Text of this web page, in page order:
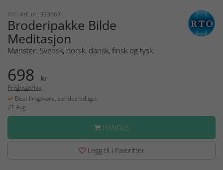
RTO Art. nr: 353667
Broderipakke Bilde
Meditasjon
Mønster: Svensk, norsk, dansk, finsk og tysk.
698 kr
Prishistorikk
Bestillingsvare, sendes tidligst
21 Aug
HANDLE
Legg til i Favoritter